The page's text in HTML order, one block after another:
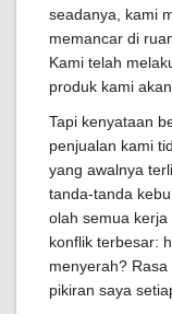
seadanya, kami
memancar di
Kami telah
produk kami
Tapi kenyataan
penjualan kami
yang awalnya
tanda-tanda
olah semua
konflik terbesar:
menyerah?
pikiran saya